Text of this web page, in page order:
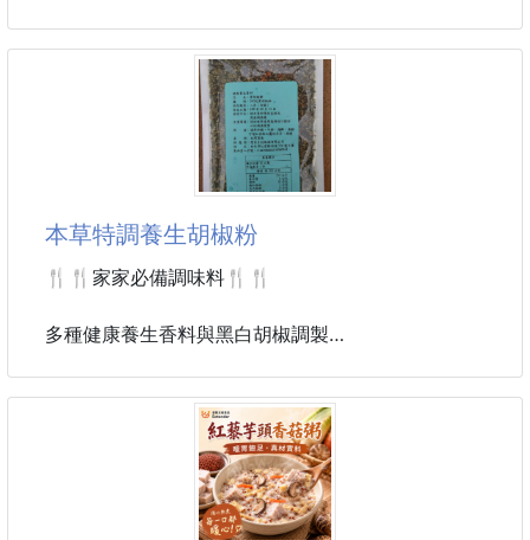
🌿 AROMATICA 將天然植萃與芳香療法結合
打造每天都想使用的頭皮保養 從香氣到使用感
都像替頭皮做了一場舒服的SPA！
結合天然植萃×芳香療法，從香氣到使用感，都像替頭
皮做了一場舒服的SP
🔸尺寸:EU 35/36/37/38/39
🦶EVERAU 稱之為“鞋界的天花板”🦶
✨經典款的魅力💕
不張揚卻讓人穿搭的時候總能第一時間想起
-勃肯軟木橡膠脚床
✔️鞋面：鞋面牛皮/內里牛二層/底EVA
🔺公司貨附原廠鞋盒🔺
⚠️ 因拍攝光線及螢幕顯示不同，商品顏色可能略有差
本草特調養生胡椒粉
🍴🍴家家必備調味料🍴🍴
多種健康養生香料與黑白胡椒調製
中藥成份還可適度轉換油脂內自由基
幫助均衡不良油脂，讓健康沒有負擔😍😍
一樣花錢買胡椒粉使用何不，順便買個健康！
成份:黑胡椒，白胡椒，鹽，丁香，白芷，茴香....等等